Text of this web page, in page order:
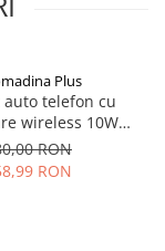
Plus
telefon cu
wireless 10W
Charge, negru
RON
RON